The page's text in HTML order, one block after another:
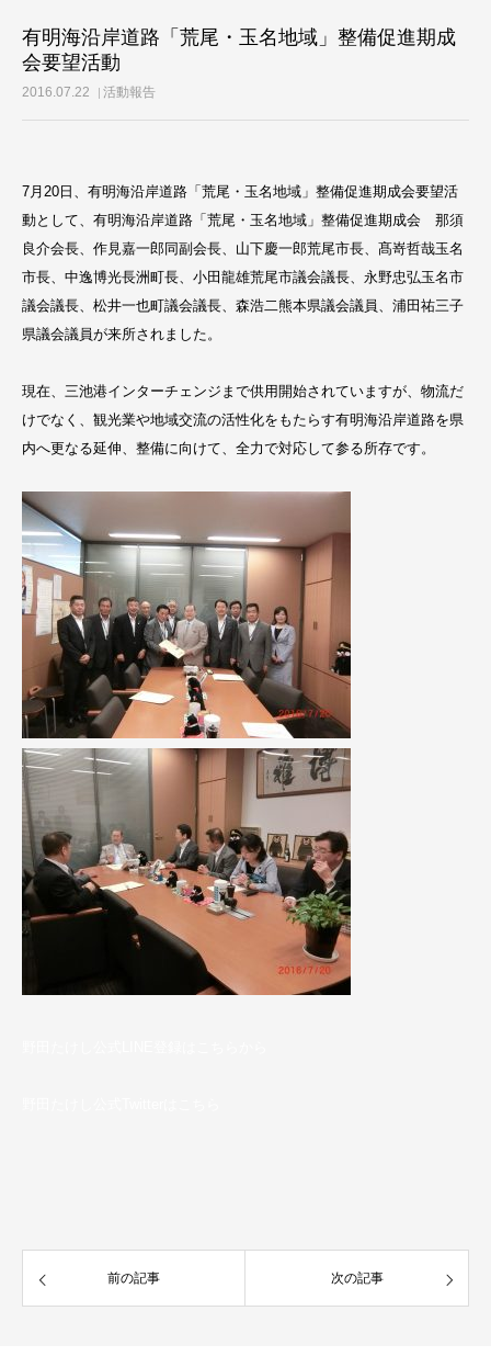
有明海沿岸道路「荒尾・玉名地域」整備促進期成
会要望活動
2016.07.22 活動報告
7月20日、有明海沿岸道路「荒尾・玉名地域」整備促進期成会要望活
動として、有明海沿岸道路「荒尾・玉名地域」整備促進期成会 那須
良介会長、作見嘉一郎同副会長、山下慶一郎荒尾市長、髙嵜哲哉玉名
市長、中逸博光長洲町長、小田龍雄荒尾市議会議長、永野忠弘玉名市
議会議長、松井一也町議会議長、森浩二熊本県議会議員、浦田祐三子
県議会議員が来所されました。
現在、三池港インターチェンジまで供用開始されていますが、物流だ
けでなく、観光業や地域交流の活性化をもたらす有明海沿岸道路を県
内へ更なる延伸、整備に向けて、全力で対応して参る所存です。
前の記事 次の記事